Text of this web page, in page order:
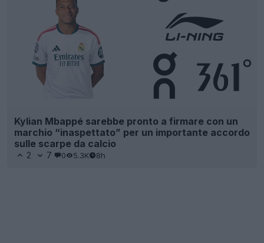
Kylian Mbappé sarebbe pronto a firmare con un
marchio “inaspettato” per un importante accordo
sulle scarpe da calcio
2 7 0 5.3K 8h